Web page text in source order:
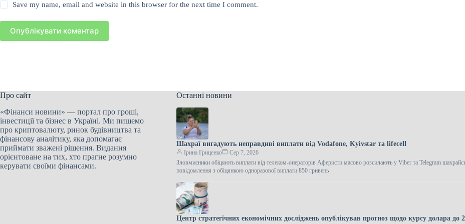
Save my name, email and website in this browser for the next time I comment.
Опублікувати коментар
Про сайт
«Фінанси новини» — портал про гроші,
інвестиції та бізнес в Україні. Ми пишемо
про криптовалюту, ринок будівництва та
фінансову аналітику, яка допомагає
приймати зважені рішення. Видання
орієнтоване на тих, хто прагне розумно
керувати своїми фінансами.
Останні новини
Шахраї вигадують неправдиві виплати від Vodafone, Kyivstar та lifecell
Ірина Гриценко
Сер 7, 2026
Зловмисники обіцяють виплати від телеком-операторів Аферисти масово розсилають у Viber та Telegram
повідомлення з обіцянкою одноразової виплати 850 гривень
Центр стратегічних економічних досліджень опублікував прогноз щодо курсу долара до